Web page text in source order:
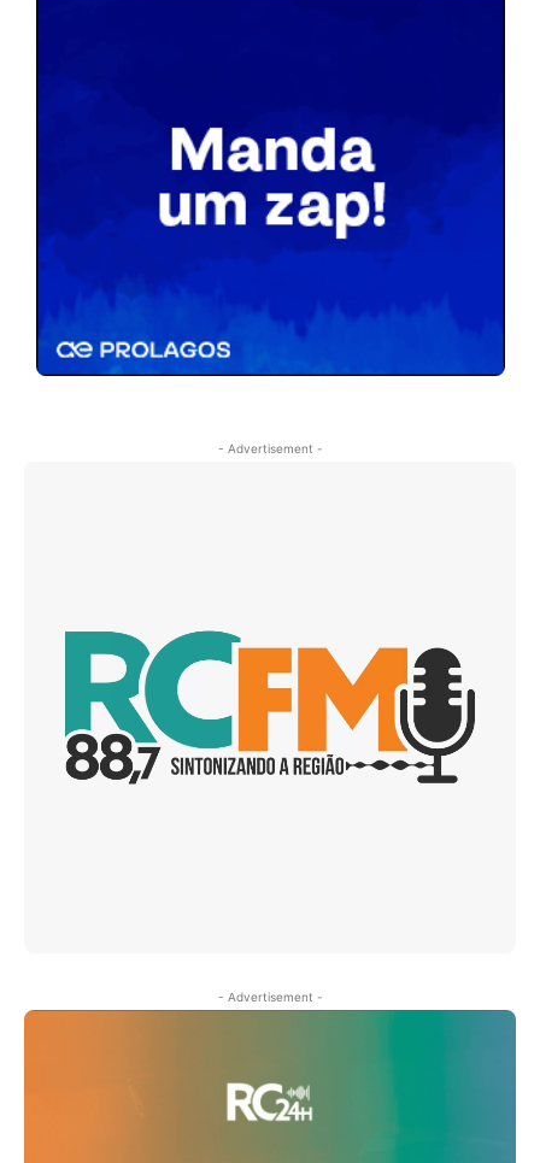
- Advertisement -
- Advertisement -